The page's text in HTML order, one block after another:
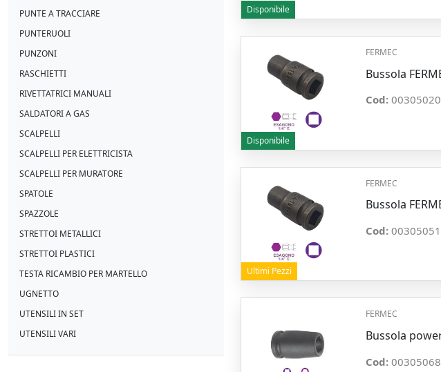
PUNTE A TRACCIARE
PUNTERUOLI
PUNZONI
RASCHIETTI
RIVETTATRICI MANUALI
SALDATORI A GAS
SCALPELLI
SCALPELLI PER ELETTRICISTA
SCALPELLI PER MURATORE
SPATOLE
SPAZZOLE
STRETTOI METALLICI
STRETTOI PLASTICI
TESTA RICAMBIO PER MARTELLO
UGNETTO
UTENSILI IN SET
UTENSILI VARI
Disponibile
Disponibile
FERMEC
Bussola
Cod: 00305020
Ultimi Pezzi
FERMEC
Bussola
Cod: 00305051
FERMEC
Bussola
Cod: 00305068